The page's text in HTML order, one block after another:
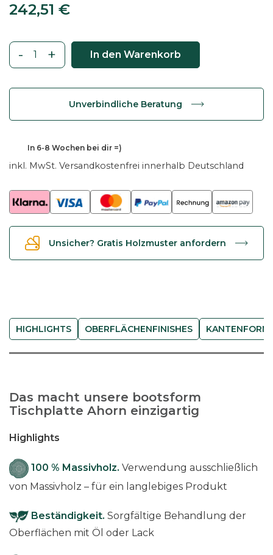
242,51€
242,51 €
-
s
h
a
t
e
b
o
o
r
m
h
o
n
M
e
n
e
+ In den Warenkorb
Unsicher? Gratis Holzmuster anfordern
Unverbindliche Beratung
In 6-8 Wochen bei dir =)
inkl. MwSt. Versandkostenfrei innerhalb Deutschland
HIGHLIGHTS OBERFLÄCHENFINISHES
Das macht unsere bootsform
Tischplatte Ahorn einzigartig
Highlights
100 % Massivholz. Verwendung ausschließlich
von Massivholz – für ein langlebiges Produkt
Beständigkeit. Sorgfältige Behandlung der
Oberflächen mit Öl oder Lack